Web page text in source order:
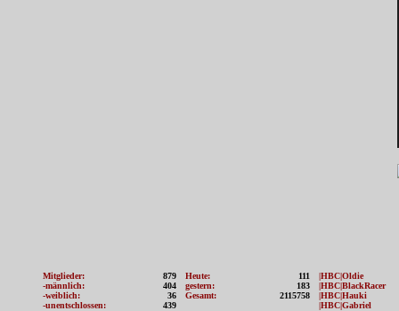
Mitglieder:
879
-männlich:
404
-weiblich:
36
-unentschlossen:
439
Heute:
111
gestern:
183
Gesamt:
2115758
|HBC|Oldie
|HBC|BlackRacer
|HBC|Hauki
|HBC|Gabriel